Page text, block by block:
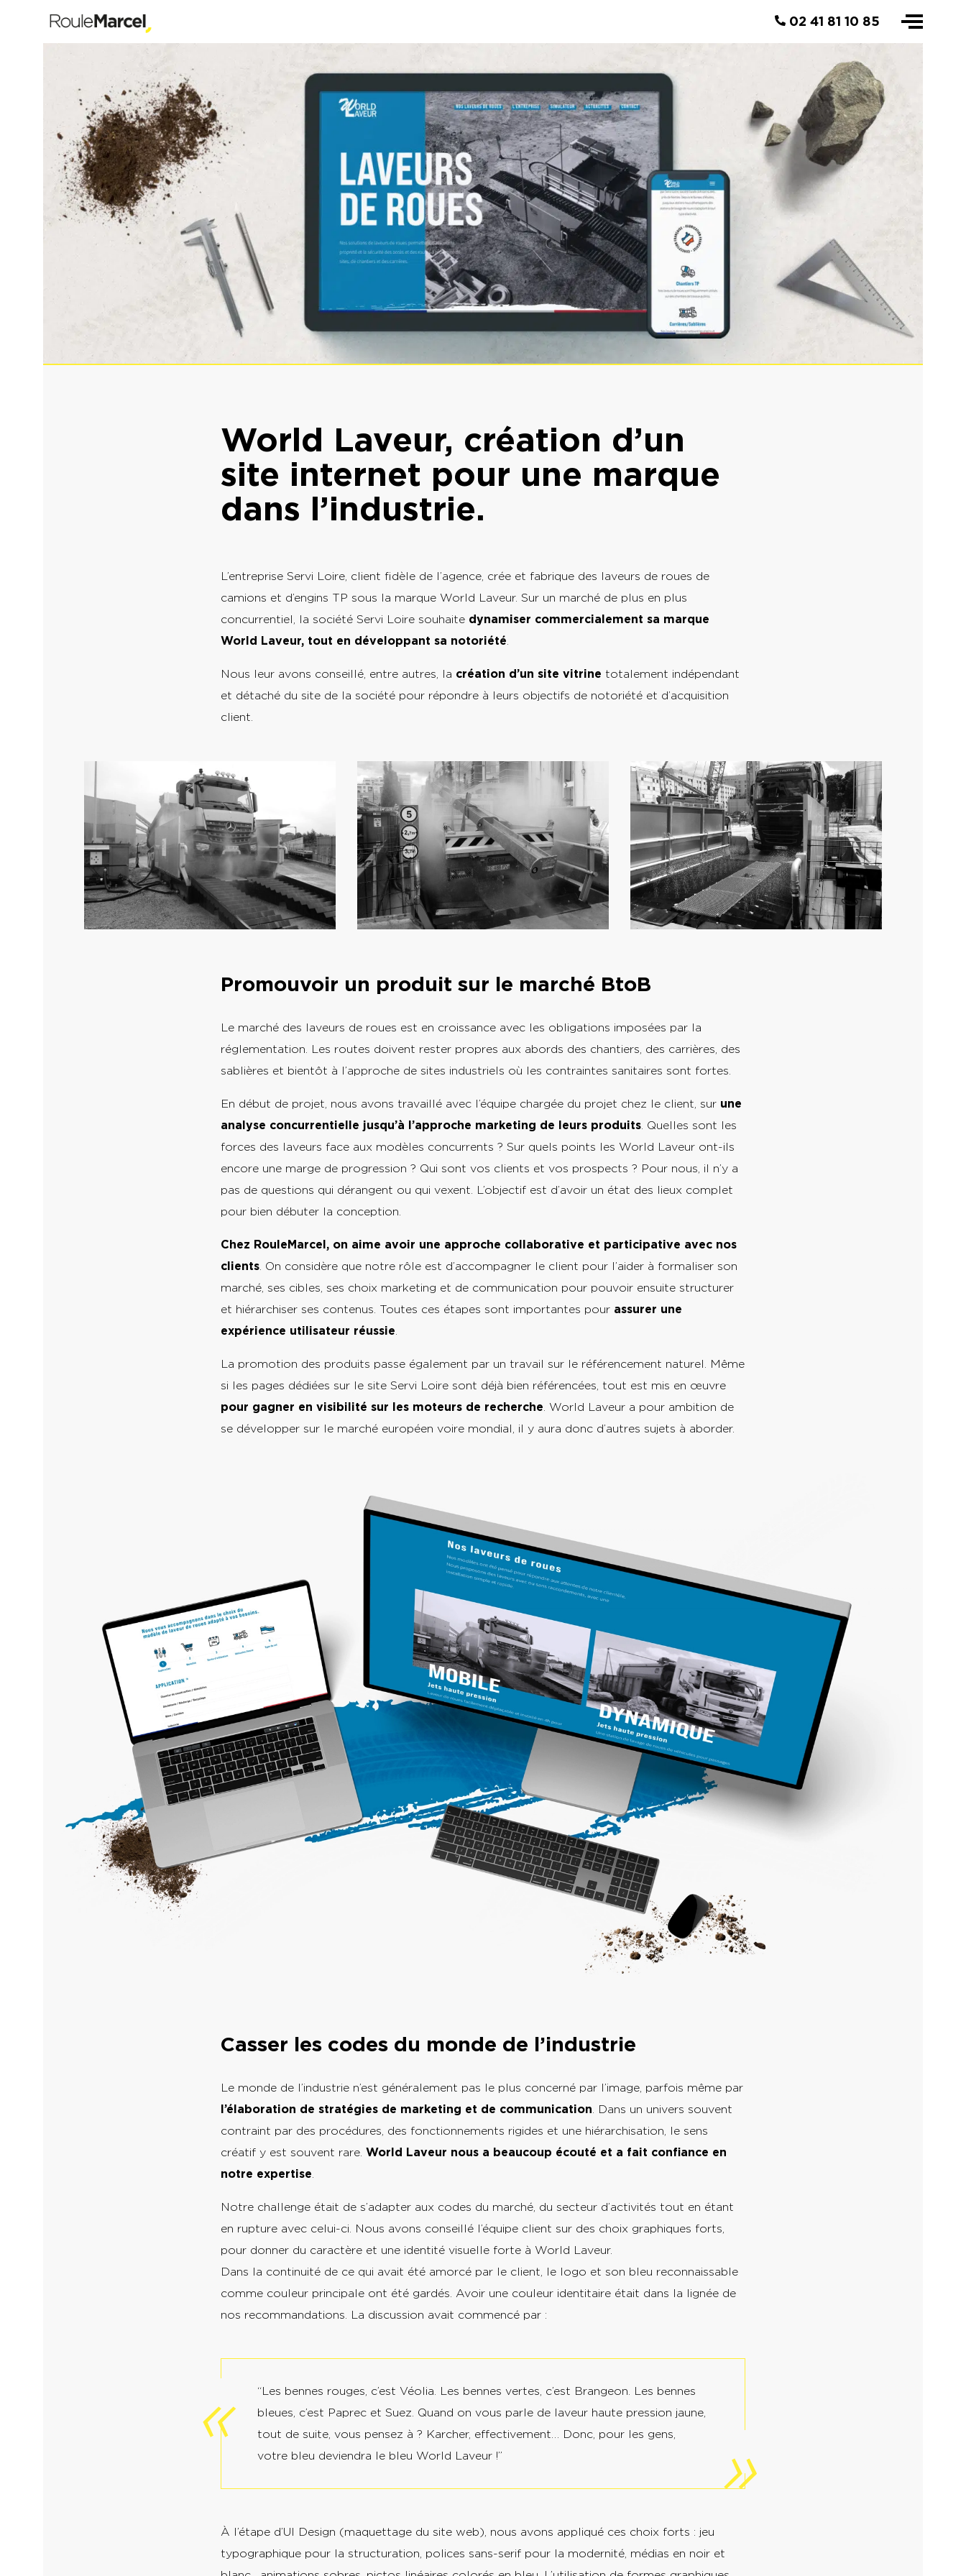
02 41 81 10 85
World Laveur, création d’un
site internet pour une marque
dans l’industrie.
L’entreprise Servi Loire, client fidèle de l’agence, crée et fabrique des laveurs de roues de
camions et d’engins TP sous la marque World Laveur. Sur un marché de plus en plus
concurrentiel, la société Servi Loire souhaite dynamiser commercialement sa marque
World Laveur, tout en développant sa notoriété.
Nous leur avons conseillé, entre autres, la création d’un site vitrine totalement indépendant
et détaché du site de la société pour répondre à leurs objectifs de notoriété et d’acquisition
client.
Promouvoir un produit sur le marché BtoB
Le marché des laveurs de roues est en croissance avec les obligations imposées par la
réglementation. Les routes doivent rester propres aux abords des chantiers, des carrières, des
sablières et bientôt à l’approche de sites industriels où les contraintes sanitaires sont fortes.
En début de projet, nous avons travaillé avec l’équipe chargée du projet chez le client, sur une
analyse concurrentielle jusqu’à l’approche marketing de leurs produits . Quelles sont les
forces des laveurs face aux modèles concurrents ? Sur quels points les World Laveur ont-ils
encore une marge de progression ? Qui sont vos clients et vos prospects ? Pour nous, il n’y a
pas de questions qui dérangent ou qui vexent. L’objectif est d’avoir un état des lieux complet
pour bien débuter la conception.
Chez RouleMarcel, on aime avoir une approche collaborative et participative avec nos
clients . On considère que notre rôle est d’accompagner le client pour l’aider à formaliser son
marché, ses cibles, ses choix marketing et de communication pour pouvoir ensuite structurer
et hiérarchiser ses contenus. Toutes ces étapes sont importantes pour assurer une
expérience utilisateur réussie
La promotion des produits passe également par un travail sur le référencement naturel. Même
si les pages dédiées sur le site Servi Loire sont déjà bien référencées, tout est mis en œuvre
pour gagner en visibilité sur les moteurs de recherche . World Laveur a pour ambition de
se développer sur le marché européen voire mondial, il y aura donc d’autres sujets à aborder.
Casser les codes du monde de l’industrie
Le monde de l’industrie n’est généralement pas le plus concerné par l’image, parfois même par
l’élaboration de stratégies de marketing et de communication. Dans un univers souvent
contraint par des procédures, des fonctionnements rigides et une hiérarchisation, le sens
créatif y est souvent rare. World Laveur nous a beaucoup écouté et a fait confiance en
notre expertise.
Notre challenge était de s’adapter aux codes du marché, du secteur d’activités tout en étant
en rupture avec celui-ci. Nous avons conseillé l’équipe client sur des choix graphiques forts,
pour donner du caractère et une identité visuelle forte à World Laveur.
Dans la continuité de ce qui avait été amorcé par le client, le logo et son bleu reconnaissable
comme couleur principale ont été gardés. Avoir une couleur identitaire était dans la lignée de
nos recommandations. La discussion avait commencé par :
“Les bennes rouges, c’est Véolia. Les bennes vertes, c’est Brangeon. Les bennes
bleues, c’est Paprec et Suez. Quand on vous parle de laveur haute pression jaune,
tout de suite, vous pensez à ? Karcher, effectivement… Donc, pour les gens,
votre bleu deviendra le bleu World Laveur !”
À l’étape d’UI Design (maquettage du site web), nous avons appliqué ces choix forts : jeu
typographique pour la structuration, polices sans-serif pour la modernité, médias en noir et